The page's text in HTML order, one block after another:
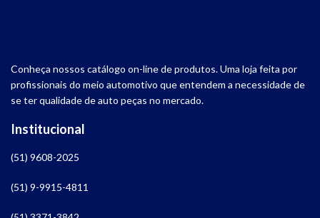
Conheça nossos catálogo on-line de produtos. Uma loja feita por
profissionais do meio automotivo que entendem a necessidade de
se ter qualidade de auto peças no mercado.
Institucional
(51) 9608-2025
(51) 9-9915-4811